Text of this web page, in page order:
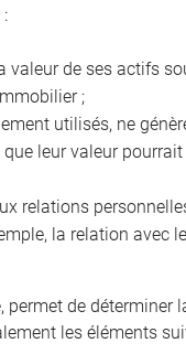
valeur de ses actifs
;
utilisés, ne
leur valeur
relations
la relation avec
permet de
les éléments